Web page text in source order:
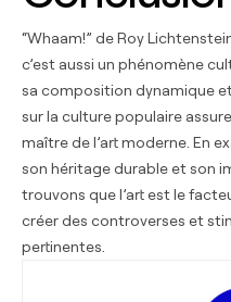
“Whaam!” de Roy
c’est aussi un phénomène
sa composition dynamique
sur la culture populaire
maître de l’art moderne. En
son héritage durable et son
trouvons que l’art est le
créer des controverses et
pertinentes.